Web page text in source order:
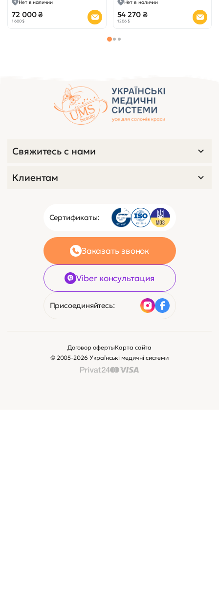
Нет в наличии
72 000 ₴
1 600 $
Нет в наличии
54 270 ₴
1 206 $
Сертификаты:
Заказать звонок
Viber консультация
Присоединяйтесь:
Свяжитесь с нами
Клиентам
© 2005-2026 Українські медичні системи
Договор офертыКарта сайта